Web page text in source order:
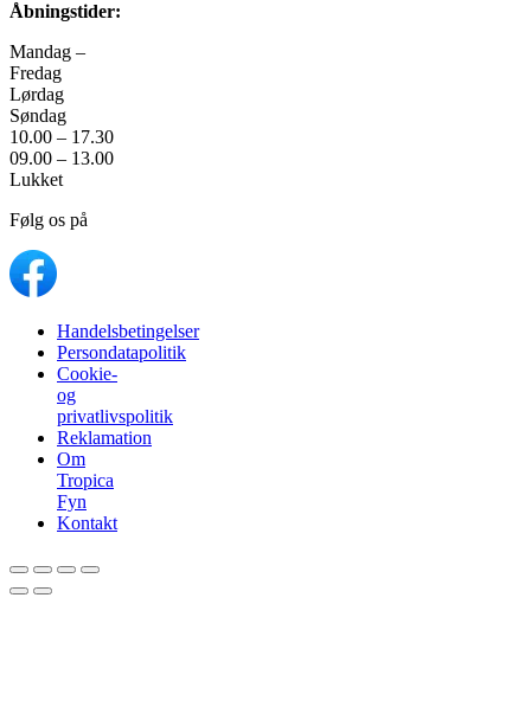
Åbningstider:
Mandag –
Fredag
Lørdag
Søndag
10.00 – 17.30
09.00 – 13.00
Lukket
Følg os på
Handelsbetingelser
Persondatapolitik
Cookie-
og
privatlivspolitik
Reklamation
Om
Tropica
Fyn
Kontakt